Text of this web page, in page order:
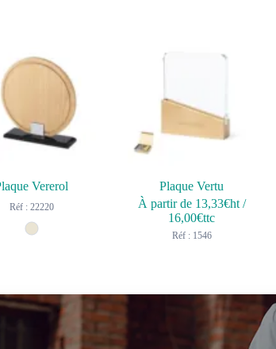
Vererol
Réf : 22220
Plaque Vertu
À partir de 13,33€ht/
16,00€ttc
Réf : 1546